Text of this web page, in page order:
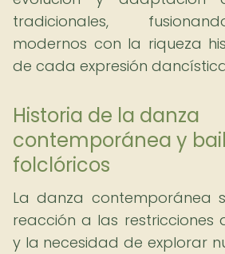
tradicionales,
modernos con la riqueza
de cada expresión
Historia de la danza
contemporánea y
folclóricos
La danza contemporánea
reacción a las restricciones
y la necesidad de explorar